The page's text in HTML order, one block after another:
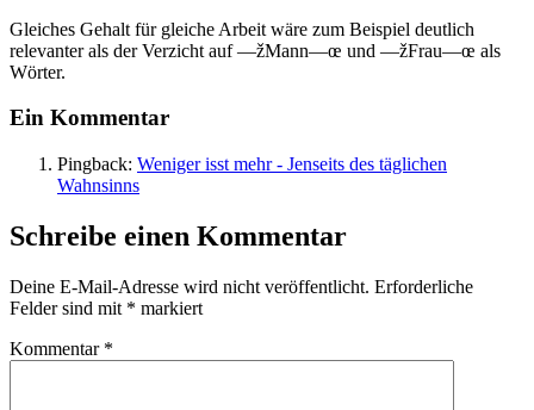
Gleiches Gehalt für gleiche Arbeit wäre zum Beispiel deutlich
relevanter als der Verzicht auf —žMann—œ und —žFrau—œ als
Wörter.
Ein Kommentar
Pingback: Weniger isst mehr - Jenseits des täglichen
Wahnsinns
Schreibe einen Kommentar
Deine E-Mail-Adresse wird nicht veröffentlicht. Erforderliche
Felder sind mit * markiert
Kommentar *